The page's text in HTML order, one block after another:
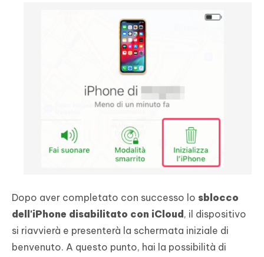
Dopo aver completato con successo lo sblocco
dell'iPhone disabilitato con iCloud , il dispositivo
si riavvierà e presenterà la schermata iniziale di
benvenuto. A questo punto, hai la possibilità di